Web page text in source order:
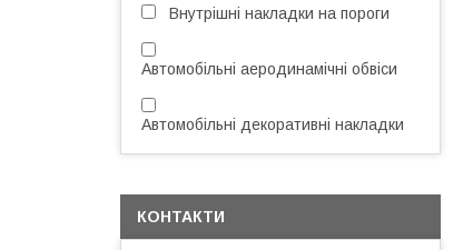
Внутрішні накладки на пороги
Автомобільні аеродинамічні обвіси
Автомобільні декоративні накладки
КОНТАКТИ